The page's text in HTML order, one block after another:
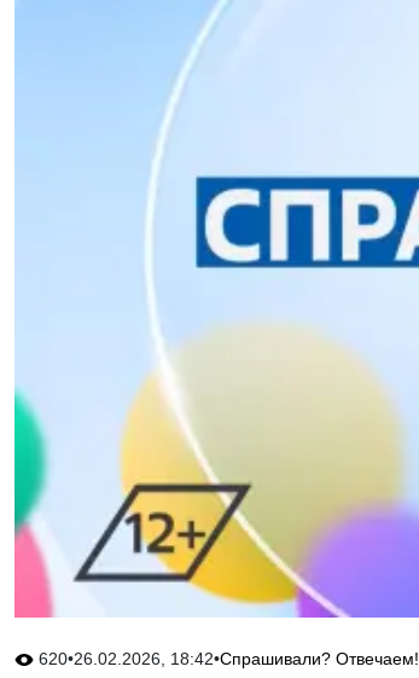
620•26.02.2026, 18:42•Спрашивали? Отвечаем!